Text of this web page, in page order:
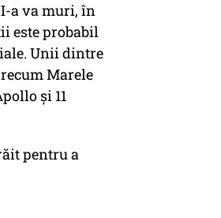
a va muri, în
este probabil
Unii dintre
Marele
și 11
pentru a